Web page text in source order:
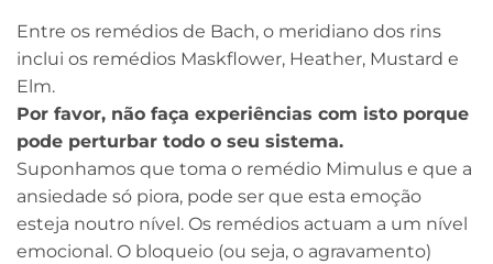
Entre os remédios de Bach, o meridiano dos rins
inclui os remédios Maskflower, Heather, Mustard e
Elm.
Por favor, não faça experiências com isto porque
pode perturbar todo o seu sistema.
Suponhamos que toma o remédio Mimulus e que a
ansiedade só piora, pode ser que esta emoção
esteja noutro nível. Os remédios actuam a um nível
emocional. O bloqueio (ou seja, o agravamento)